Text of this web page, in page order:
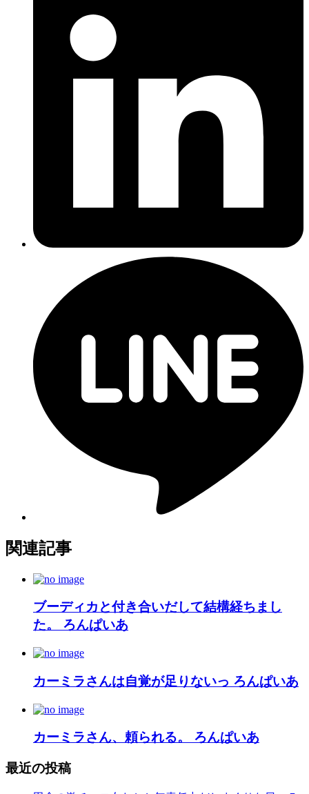
関連記事
ブーディカと付き合いだして結構経ちまし
た。 ろんぱいあ
カーミラさんは自覚が足りないっ ろんぱいあ
カーミラさん、頼られる。 ろんぱいあ
最近の投稿